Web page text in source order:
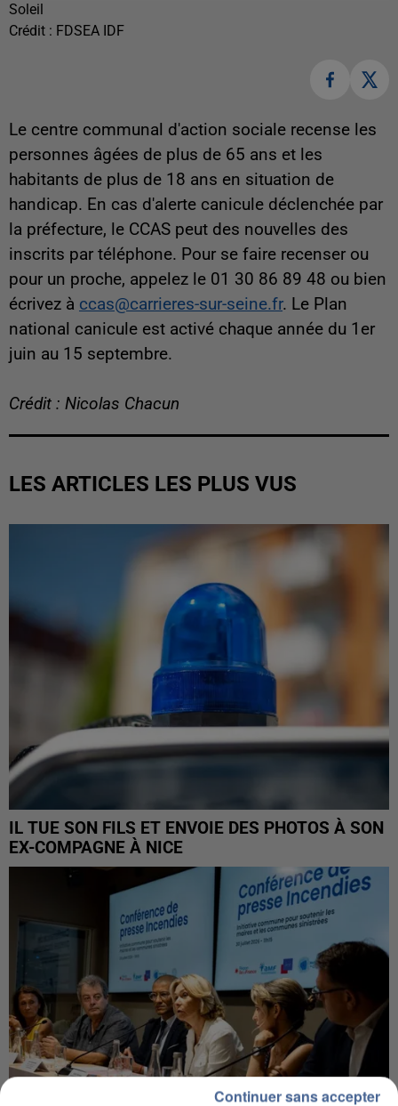
Soleil
Crédit : FDSEA IDF
Le centre communal d'action sociale recense les
personnes âgées de plus de 65 ans et les
habitants de plus de 18 ans en situation de
handicap. En cas d'alerte canicule déclenchée par
la préfecture, le CCAS peut des nouvelles des
inscrits par téléphone. Pour se faire recenser ou
pour un proche, appelez le 01 30 86 89 48 ou bien
écrivez à ccas@carrieres-sur-seine.fr. Le Plan
national canicule est activé chaque année du 1er
juin au 15 septembre.
Crédit : Nicolas Chacun
LES ARTICLES LES PLUS VUS
IL TUE SON FILS ET ENVOIE DES PHOTOS À SON
EX-COMPAGNE À NICE
Continuer sans accepter